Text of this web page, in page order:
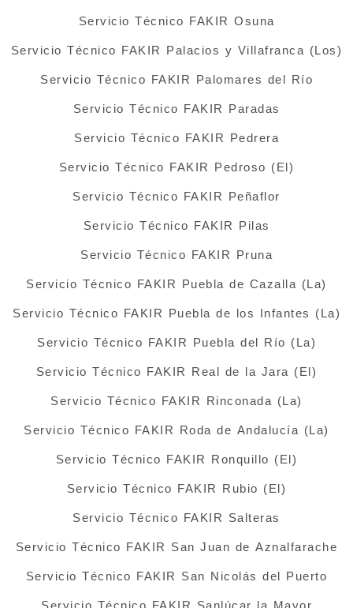
Servicio Técnico FAKIR Osuna
Servicio Técnico FAKIR Palacios y Villafranca (Los)
Servicio Técnico FAKIR Palomares del Río
Servicio Técnico FAKIR Paradas
Servicio Técnico FAKIR Pedrera
Servicio Técnico FAKIR Pedroso (El)
Servicio Técnico FAKIR Peñaflor
Servicio Técnico FAKIR Pilas
Servicio Técnico FAKIR Pruna
Servicio Técnico FAKIR Puebla de Cazalla (La)
Servicio Técnico FAKIR Puebla de los Infantes (La)
Servicio Técnico FAKIR Puebla del Río (La)
Servicio Técnico FAKIR Real de la Jara (El)
Servicio Técnico FAKIR Rinconada (La)
Servicio Técnico FAKIR Roda de Andalucía (La)
Servicio Técnico FAKIR Ronquillo (El)
Servicio Técnico FAKIR Rubio (El)
Servicio Técnico FAKIR Salteras
Servicio Técnico FAKIR San Juan de Aznalfarache
Servicio Técnico FAKIR San Nicolás del Puerto
Servicio Técnico FAKIR Sanlúcar la Mayor